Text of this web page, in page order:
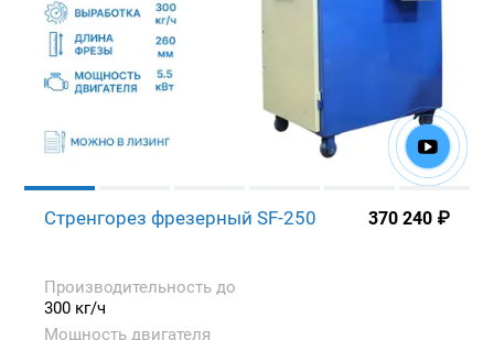
Стренгорез фрезерный SF-250 370 240 ₽
Производительность до
300 кг/ч
Мощность двигателя